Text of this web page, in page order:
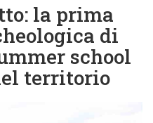
la prima
di
school
territorio